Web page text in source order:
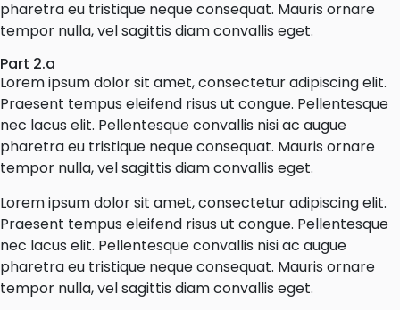
pharetra eu tristique neque consequat. Mauris ornare
tempor nulla, vel sagittis diam convallis eget.
Part 2.a
Lorem ipsum dolor sit amet, consectetur adipiscing elit.
Praesent tempus eleifend risus ut congue. Pellentesque
nec lacus elit. Pellentesque convallis nisi ac augue
pharetra eu tristique neque consequat. Mauris ornare
tempor nulla, vel sagittis diam convallis eget.
Lorem ipsum dolor sit amet, consectetur adipiscing elit.
Praesent tempus eleifend risus ut congue. Pellentesque
nec lacus elit. Pellentesque convallis nisi ac augue
pharetra eu tristique neque consequat. Mauris ornare
tempor nulla, vel sagittis diam convallis eget.